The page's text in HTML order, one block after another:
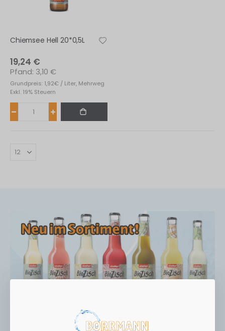
Chiemsee Hell 20*0,5L
19,24 €
Grundpreis: 1,92€ / Liter, Mehrweg
3,10 €
Exkl. 19% Steuern